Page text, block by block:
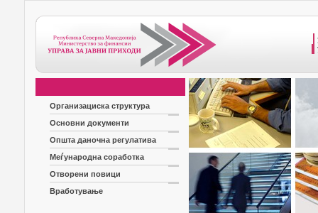
Организациска структура
Основни документи
Општа даночна регулатива
Меѓународна соработка
Отворени повици
Вработување